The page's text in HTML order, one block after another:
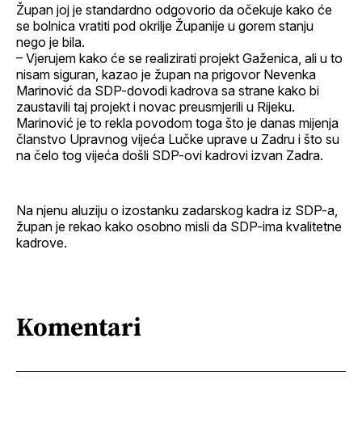
Župan joj je standardno odgovorio da očekuje kako će
se bolnica vratiti pod okrilje Županije u gorem stanju
nego je bila.
– Vjerujem kako će se realizirati projekt Gaženica, ali u to
nisam siguran, kazao je župan na prigovor Nevenka
Marinović da SDP-dovodi kadrova sa strane kako bi
zaustavili taj projekt i novac preusmjerili u Rijeku.
Marinović je to rekla povodom toga što je danas mijenja
članstvo Upravnog vijeća Lučke uprave u Zadru i što su
na čelo tog vijeća došli SDP-ovi kadrovi izvan Zadra.
Na njenu aluziju o izostanku zadarskog kadra iz SDP-a,
župan je rekao kako osobno misli da SDP-ima kvalitetne
kadrove.
Komentari